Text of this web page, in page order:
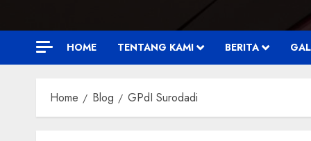
HOME TENTANG KAMI BERITA
Home Blog GPdI Surodadi